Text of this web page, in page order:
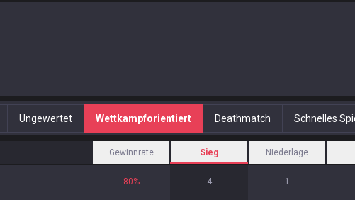
Ungewertet Wettkampforientiert Deathmatch Schnelles
Gewinnrate Sieg Niederlage
80% 4 1